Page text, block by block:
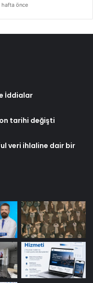
hafta önce
İddialar
tarihi değişti
veri ihlaline dair bir